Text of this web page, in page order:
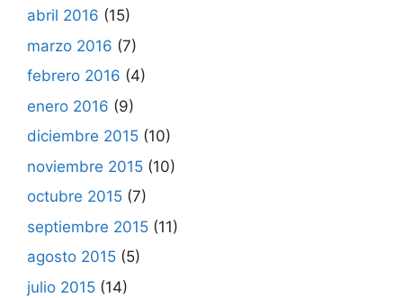
abril 2016 (15)
marzo 2016 (7)
febrero 2016 (4)
enero 2016 (9)
diciembre 2015 (10)
noviembre 2015 (10)
octubre 2015 (7)
septiembre 2015 (11)
agosto 2015 (5)
julio 2015 (14)